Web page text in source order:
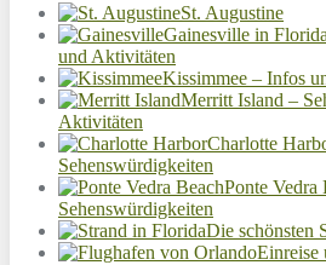
St. Augustine
Gainesville in
und Aktivitäten
Kissimmee – Infos
Merritt Island –
Aktivitäten
Charlotte
Sehenswürdigkeiten
Ponte Vedra
Sehenswürdigkeiten
Die schönsten
Einreise